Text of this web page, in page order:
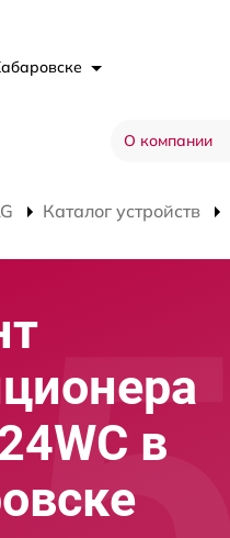
О компании
Каталог устройств
в